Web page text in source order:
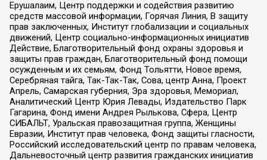
Ерушалаим, Центр поддержки и содействия развитию
средств массовой информации, Горячая Линия, В защиту
прав заключенных, Институт глобализации и социальных
движений, Центр социально-информационных инициатив
Действие, Благотворительный фонд охраны здоровья и
защиты прав граждан, Благотворительный фонд помощи
осужденным и их семьям, Фонд Тольятти, Новое время,
Серебряная тайга, Так-Так-Так, Сова, центр Анна, Проект
Апрель, Самарская губерния, Эра здоровья, Мемориал,
Аналитический Центр Юрия Левады, Издательство Парк
Гагарина, Фонд имени Андрея Рылькова, Сфера, Центр
СИБАЛЬТ, Уральская правозащитная группа, Женщины
Евразии, Институт прав человека, Фонд защиты гласности,
Российский исследовательский центр по правам человека,
Дальневосточный центр развития гражданских инициатив